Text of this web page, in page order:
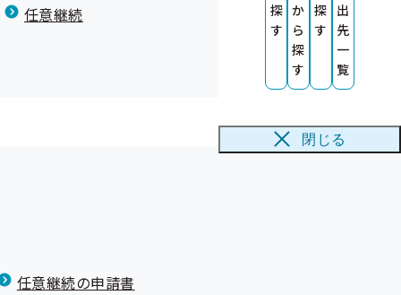
任意継続
任意継続の申請書
探
す
か
ら
探
す
探
す
出
先
一
覧
閉じる